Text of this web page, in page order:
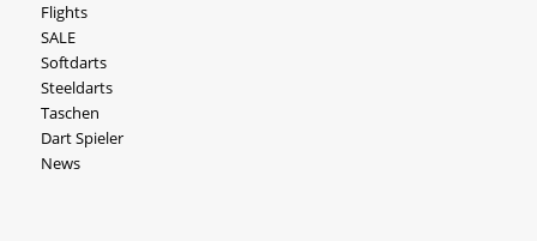
Flights
SALE
Softdarts
Steeldarts
Taschen
Dart Spieler
News